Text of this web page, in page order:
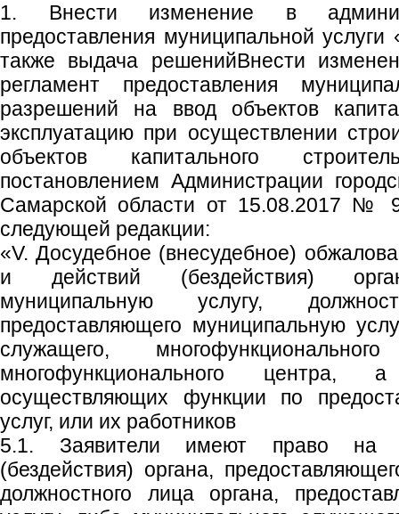
1. Внести изменение в
предоставления муниципальной
также выдача решенийВнести
регламент предоставления
разрешений на ввод объектов
эксплуатацию при осуществлении
объектов капитального
постановлением Администрации
Самарской области от 15.08.2017 №
следующей редакции:
«V. Досудебное (внесудебное)
и действий (бездействия)
муниципальную услугу,
предоставляющего муниципальную
служащего,
многофункционального центра,
осуществляющих функции по
услуг, или их работников
5.1. Заявители имеют право на
(бездействия) органа,
должностного лица органа,